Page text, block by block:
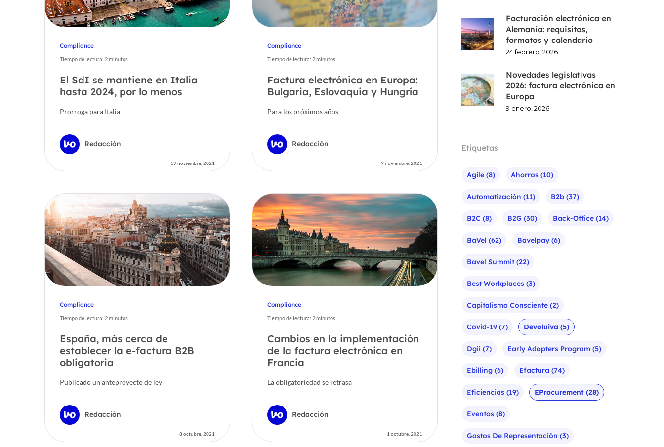
Compliance
Tiempo de lectura: 2minutos
El SdI se mantiene en Italia
hasta 2024, por lo menos
Prorroga para Italia
Redacción
19 noviembre, 2021
Compliance
Tiempo de lectura: 2minutos
Factura electrónica en Europa:
Bulgaria, Eslovaquia y Hungría
Para los próximos años
Redacción
9 noviembre, 2021
Compliance
Tiempo de lectura: 2minutos
España, más cerca de
establecer la e-factura B2B
obligatoria
Publicado un anteproyecto de ley
Redacción
8 octubre, 2021
Compliance
Tiempo de lectura: 2minutos
Cambios en la implementación
de la factura electrónica en
Francia
La obligatoriedad se retrasa
Redacción
1 octubre, 2021
Facturación electrónica en
Alemania: requisitos,
formatos y calendario
24 febrero, 2026
Novedades legislativas
2026: factura electrónica en
Europa
9 enero, 2026
Etiquetas
Agile(8) Ahorros(10)
Automatización (11) B2b(37)
B2C (8) B2G(30) Back-Office(14)
BaVel (62) Bavelpay(6)
Bavel Summit(22)
Best Workplaces(3)
Capitalismo Consciente(2)
Covid-19(7) Devoluiva (5)
Dgii (7) Early Adopters Program(5)
Ebilling(6) Efactura (74)
Eficiencias(19) EProcurement(28)
Eventos(8)
Gastos De Representación (3)